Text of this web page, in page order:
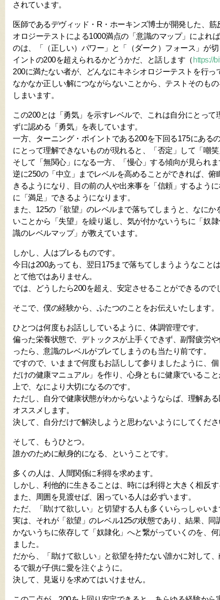
されています。
医師であるデヴィッド・R・ホーキンズ博士が開発した、
オロジーテストによる1000満点の「意識のマップ」によれ
のは、「（正しい）パワー」と「（ダーク）フォース」が
イントの200を超えられるかどうかだ、と話します（ https://
200に満たない者が、どんなにキネシオロジーテストを行っ
なかなか正しい解につながらないことから、テストそのも
しまいます。
この200とは「勇気」を示すレベルで、これは自分にとって
ずに認める「勇気」を表しています。
一方、ターニング・ポイントである200を下回る175にある
にとって理解できないものが現れると、「否定」して「嘲
そして「無関心」になる一方、「慢心」する傾向が見られ
逆に250の「中立」までレベルを高めることができれば、俯
きるようになり、目の前の人や出来事を「信頼」するよう
に「満足」できるようになります。
また、125の「欲望」のレベルまで落ちてしまうと、なにか
いことから「失望」を繰り返し、気が付かないうちに「奴
識のレベルマップ」が教えています。
しかし、人はブレるものです。
今日は200あっても、翌日175まで落ちてしまうようなこと
とて他ではありません。
では、どうしたら200を超え、安定させることができるので
そこで、僕の経験から、ふたつのことをお伝えいたします。
ひとつは何度もお話ししているように、体調管理です。
偏った栄養状態で、デトックスが上手くできず、副腎疲労
ったら、意識のレベルがブレてしまうのも当たり前です。
ですので、いままで何度もお話しして参りましたように、
だけの健康マニュアル」を作り、心身ともに健康でいるこ
上で、なにより大切になるのです。
ただし、自分で健康状態がわからないようならば、理解あ
オススメします。
決して、自分だけで解決しようと思わないようにしてくだ
そして、もうひとつ。
誰かのために献身的になる、ということです。
多くの人は、人間関係に利得を求めます。
しかし、利他的に生きることは、時には利得と大きく相反
また、周囲を見渡せば、困っている人は必ずいます。
ただ、「助けて欲しい」と切望する人も多くいらっしゃい
実は、それが「欲望」のレベル125の状態であり、結果、同
かないうちに依存して「奴隷化」へと繋がっていくのを、
ました。
だから、「助けて欲しい」と欲望を持たない誰かに対して
るで親が子供に愛を注ぐように。
決して、見返りを求めてはいけません。